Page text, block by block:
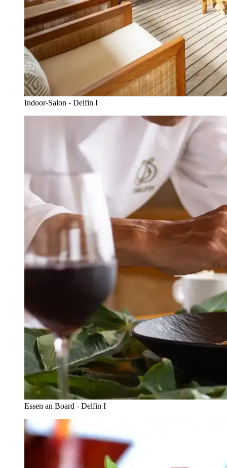
Indoor-Salon - Delfin I
Essen an Board - Delfin I